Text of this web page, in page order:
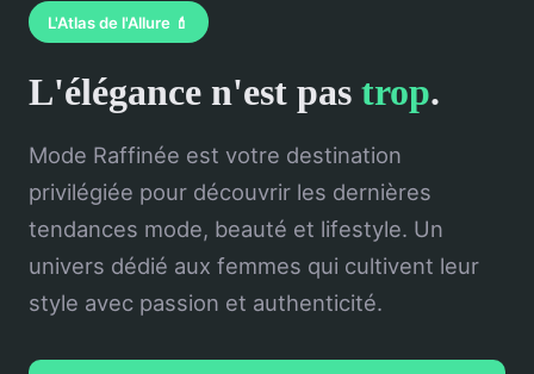
L'Atlas de l'Allure 💄
L'élégance n'est pas trop.
Mode Raffinée est votre destination
privilégiée pour découvrir les dernières
tendances mode, beauté et lifestyle. Un
univers dédié aux femmes qui cultivent leur
style avec passion et authenticité.